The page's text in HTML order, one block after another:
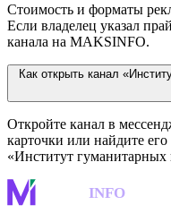
Стоимость и форматы
Если владелец указал
канала на MAKSINFO.
Как открыть канал
Откройте канал в
карточки или найдите
«Институт
INFO